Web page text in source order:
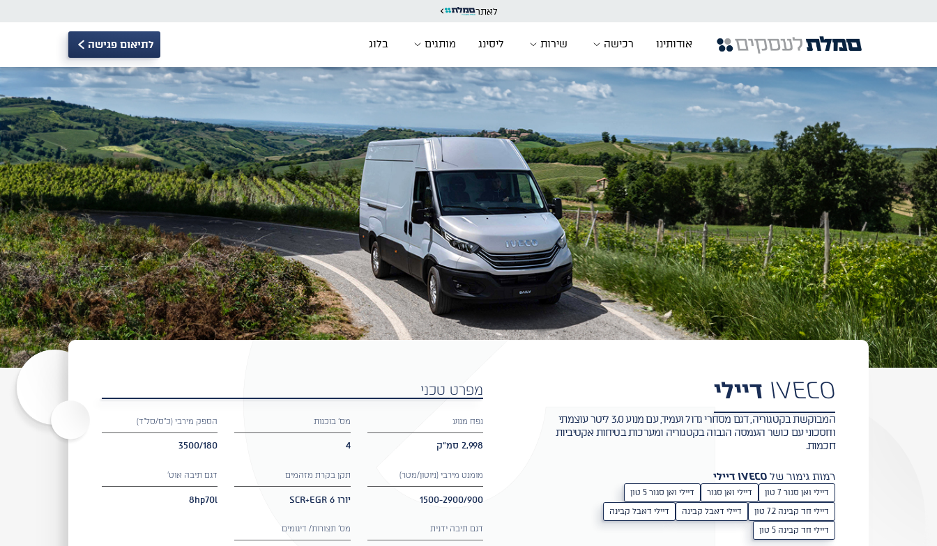
לאתר
אודותינו רכישה שירות ליסינג מותגים בלוג לתיאום פגישה
IVECO דיילי
המבוקשת בקטגוריה, דגם מסחרי גדול ועמיד, עם מנוע 3.0 ליטר עוצמתי
וחסכוני עם כושר העמסה הגבוה בקטגוריה ומערכות בטיחות אקטיביות
חכמות.
רמות גימור שלIVECO דיילי
דיילי ואן סגור 7 טון דיילי ואן סגור
דיילי ואן סגור 5 טון
דיילי חד קבינה 7.2 טון
דיילי דאבל קבינה
דיילי דאבל קבינה
דיילי חד קבינה 5 טון
מפרט טכני
נפח מנוע
2,998 סמ"ק
מס' בוכנות
4
הספק מירבי (כ״ס/סל"ד)
3500/180
מומנט מירבי (ניוטון/מטר)
1500-2900/900
תקן בקרת מזהמים
יורו 6 SCR+EGR
דגם תיבה אוט'
8hp70l
דגם תיבה ידנית מס' תצורות/ דיגומים